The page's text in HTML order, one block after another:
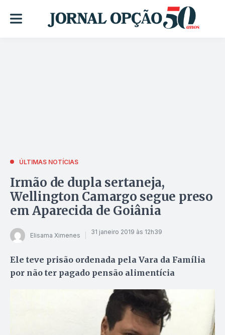
ÚLTIMAS NOTÍCIAS
Irmão de dupla sertaneja,
Wellington Camargo segue preso
em Aparecida de Goiânia
Elisama Ximenes 31 janeiro 2019 às 12h39
Ele teve prisão ordenada pela Vara da Família
por não ter pagado pensão alimentícia